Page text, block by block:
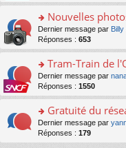
u
s
ré
c
n
lu
le
pl
u
ré
c
e
nt
s
a
g
e
n
o
n
lu
le
pl
s
ré
c
s
ult
er
le
m
e
s
s
a
g
n
o
n
o
n
s
ult
er
le
m
e
s
s
a
g
Nouvelles
Dernier message par Billy
Réponses : 653
o
n
s
ult
er
le
m
Tram-Train de
Dernier message par
Réponses : 1550
o
n
s
Gratuité du
Dernier message par
Réponses : 179